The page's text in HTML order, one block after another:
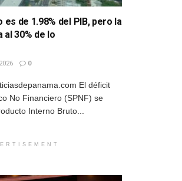
de 1.98% del PIB, pero la
30% de lo
0
El déficit
No Financiero (SPNF) se
Interno Bruto...